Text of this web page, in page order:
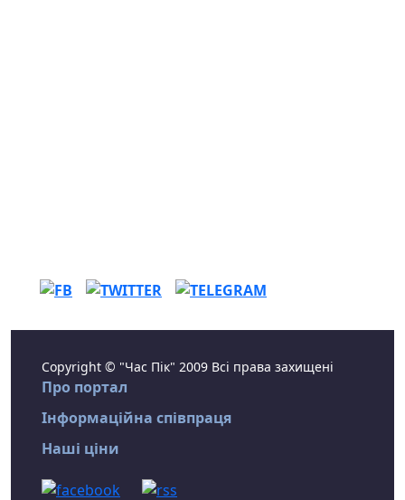
Copyright © "Час Пік" 2009 Всі права захищені
Про портал
Інформаційна співпраця
Наші ціни